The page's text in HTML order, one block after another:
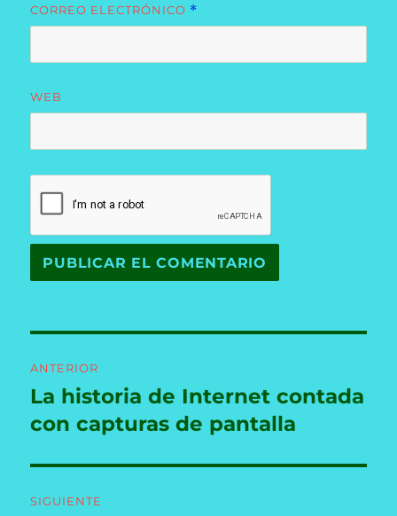
CORREO ELECTRÓNICO *
WEB
de
entradas
ANTERIOR
Entrada
anterior:
La historia de Internet contada
con capturas de pantalla
SIGUIENTE